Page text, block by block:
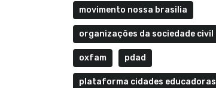
movimento nossa brasilia
organizações da sociedade civil
oxfam pdad
plataforma cidades educadoras